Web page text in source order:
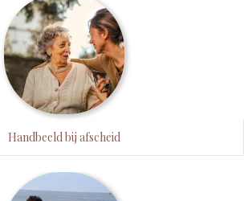
Handbeeld bij afscheid